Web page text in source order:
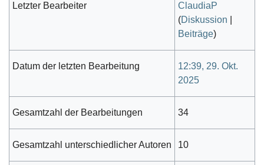
Letzter Bearbeiter
ClaudiaP
(Diskussion
Beiträge)
Datum der letzten Bearbeitung
12:39, 29. Okt.
2025
Gesamtzahl der Bearbeitungen 34
Gesamtzahl unterschiedlicher Autoren 10